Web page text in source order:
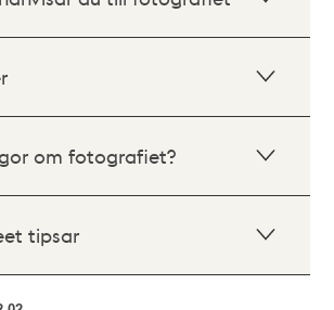
om fotografiet?
tipsar